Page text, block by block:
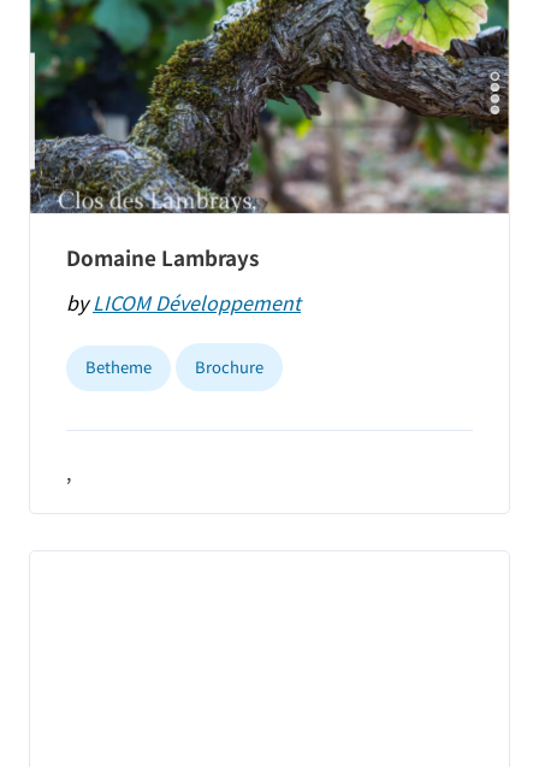
Domaine Lambrays
byLICOM Développement
Betheme Brochure
,